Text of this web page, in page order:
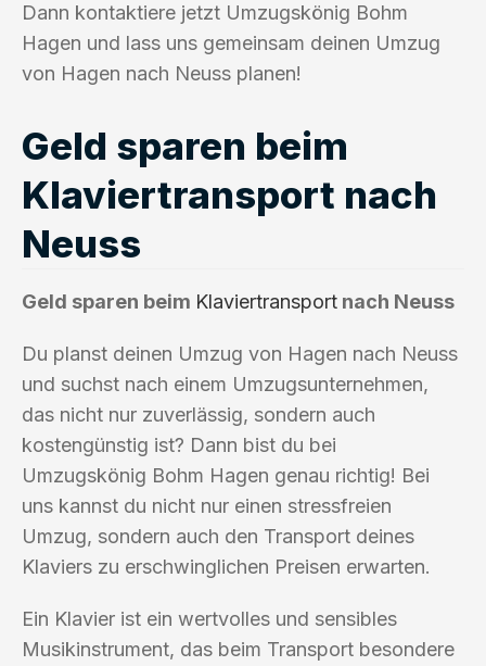
Dann kontaktiere jetzt Umzugskönig Bohm
Hagen und lass uns gemeinsam deinen Umzug
von Hagen nach Neuss planen!
Geld sparen beim
Klaviertransport nach
Neuss
Geld sparen beim Klaviertransport nach Neuss
Du planst deinen Umzug von Hagen nach Neuss
und suchst nach einem Umzugsunternehmen,
das nicht nur zuverlässig, sondern auch
kostengünstig ist? Dann bist du bei
Umzugskönig Bohm Hagen genau richtig! Bei
uns kannst du nicht nur einen stressfreien
Umzug, sondern auch den Transport deines
Klaviers zu erschwinglichen Preisen erwarten.
Ein Klavier ist ein wertvolles und sensibles
Musikinstrument, das beim Transport besondere